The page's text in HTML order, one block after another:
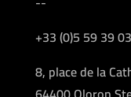
+33 (0)5 59 39
8, place de la